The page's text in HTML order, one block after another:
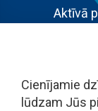
Aktīvā
Cienījamie
lūdzam Jūs